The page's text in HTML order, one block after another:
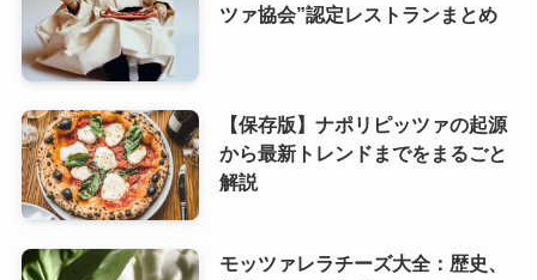
ツァ協会”認定レストランまとめ
【保存版】ナポリピッツァの起源
から最新トレンドまでをまるごと
解説
モッツァレラチーズ大全：歴史、